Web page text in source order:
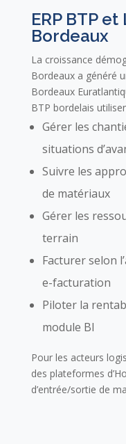
ERP BTP
Bordeaux
La croissance
Bordeaux a généré
Bordeaux
BTP bordelais
Gérer les
situations
Suivre les
de matériaux
Gérer les
terrain
Facturer selon
e-facturation
Piloter la
module BI
Pour les acteurs
des plateformes
d’entrée/sortie de